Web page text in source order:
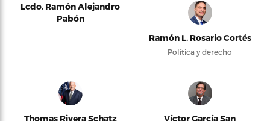
Lcdo. Ramón Alejandro
Pabón
Ramón L. Rosario Cortés
Política y derecho
Thomas Rivera Schatz
Víctor García San